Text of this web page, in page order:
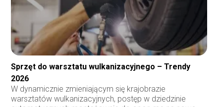
Sprzęt do warsztatu wulkanizacyjnego – Trendy
2026
W dynamicznie zmieniającym się krajobrazie
warsztatów wulkanizacyjnych, postęp w dziedzinie